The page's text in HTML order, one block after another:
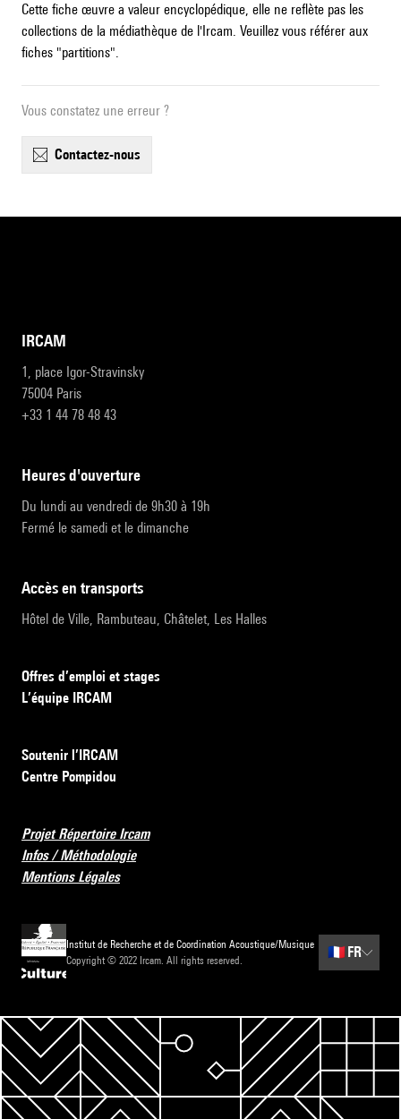
Cette fiche œuvre a valeur encyclopédique, elle ne reflète pas les
collections de la médiathèque de l'Ircam. Veuillez vous référer aux
fiches "partitions".
Vous constatez une erreur ?
contactez-nous
IRCAM
1, place Igor-Stravinsky
75004 Paris
+33 1 44 78 48 43
heures d'ouverture
Du lundi au vendredi de 9h30 à 19h
Fermé le samedi et le dimanche
accès en transports
Hôtel de Ville, Rambuteau, Châtelet, Les Halles
Offres d’emploi et stages
L’équipe IRCAM
Soutenir l’IRCAM
Centre Pompidou
Projet Répertoire Ircam
Infos / Méthodologie
Mentions Légales
Institut de Recherche et de Coordination Acoustique/Musique
Copyright © 2022 Ircam. All rights reserved.
🇫🇷 FR